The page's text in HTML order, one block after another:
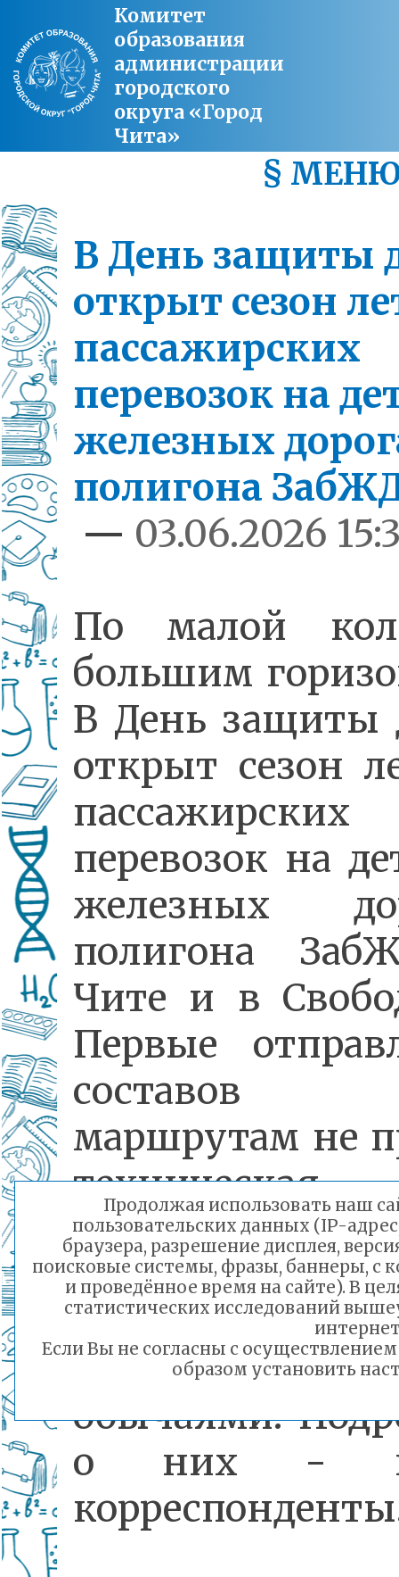
Комитет
образования
администрации
городского
округа «Город
Чита»
§
В День защиты
открыт сезон
пассажирских
перевозок на
железных
полигона
— 03.06.2026
По малой
большим
В День защиты
открыт сезон
пассажирских
перевозок на
железных
полигона
Чите и в
Первые
маршрутам не
техническая
настоящий
со
обычаями.
о них -
Продолжая использовать наш
пользовательских данных (IP-
браузера, разрешение дисплея,
поисковые системы, фразы, баннеры, с
и проведённое время на сайте). В
статистических исследований
Если Вы не согласны с
образом установить